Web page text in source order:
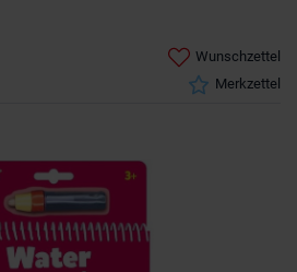
Wunschzettel
Merkzettel